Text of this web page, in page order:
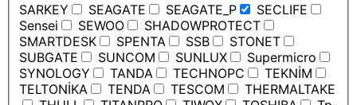
SARKEY
SEAGATE SEAGATE_P
SECLIFE
Sensei
SEWOO
SHADOWPROTECT
SMARTDESK
SPENTA SSB
STONET
SUBGATE
SUNCOM SUNLUX
Supermicro
SYNOLOGY
TANDA TECHNOPC
TEKNİM
TELTONİKA
TENDA TESCOM
THERMALTAKE